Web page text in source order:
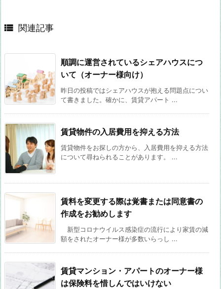
 関連記事
順調に運営されているシェアハウスにつ
いて（オーナー様向け）
昨日の投稿ではシェアハウスが抱える問題点につい
て書きました。確かに、賃貸アパート ...
賃貸物件の入居費用を抑える方法
賃貸物件をお探しの方から、入居費用を抑える方法
について尋ねられることがあります。 ...
賃料を変更する際は覚書または同意書の
作成をお勧めします
新型コロナウイルス感染症の流行により家賃の減
額をされたオーナー様が多数いらっし ...
賃貸マンション・アパートのオーナー様
は保険料を惜しんではいけない